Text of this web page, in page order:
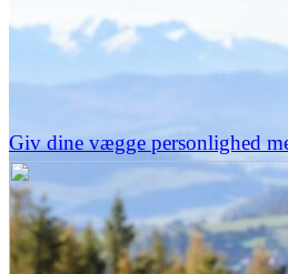
Giv dine vægge personlighed